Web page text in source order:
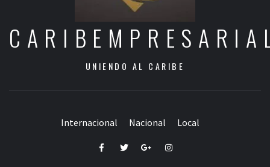
UNIENDO AL CARIBE
Internacional Nacional Local
FacebookTwitterGoogle+Instagram